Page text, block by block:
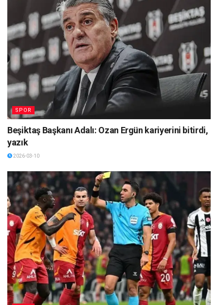
SPOR
Beşiktaş Başkanı Adalı: Ozan Ergün kariyerini bitirdi,
yazık
2026-03-10